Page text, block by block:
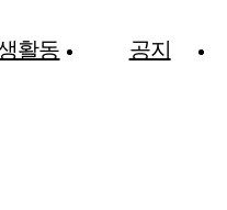
활동 공지